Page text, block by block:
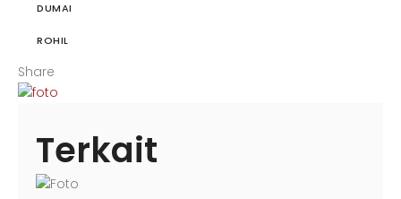
DUMAI
ROHIL
Share
Terkait